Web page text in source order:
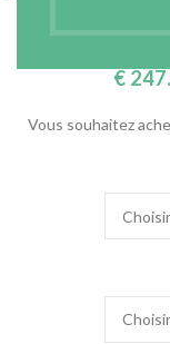
TOILE
€
Vous souhaitez